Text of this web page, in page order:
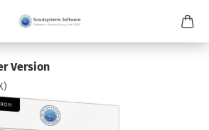
Version
)